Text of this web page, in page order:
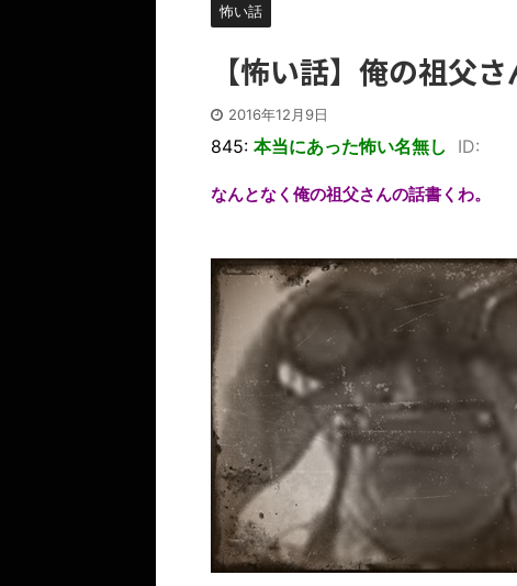
怖い話
【怖い話】俺の祖父
2016年12月9日
845: 本当にあった怖い名無し ID:
なんとなく俺の祖父さんの話書くわ。